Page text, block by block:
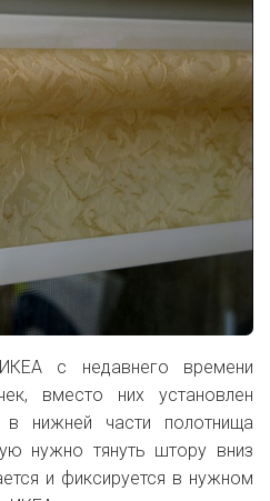
с недавнего времени
вместо них установлен
нижней части полотнища
нужно тянуть штору вниз
и фиксируется в нужном